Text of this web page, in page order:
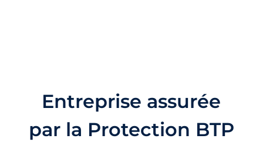
Entreprise assurée
par la Protection BTP